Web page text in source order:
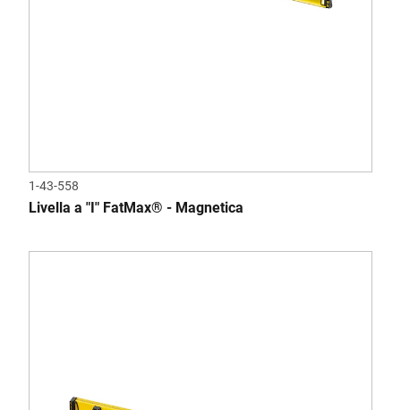
1-43-558
Livella a "I" FatMax® - Magnetica